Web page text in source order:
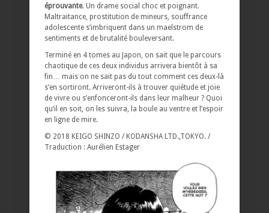
éprouvante. Un drame social choc et poignant.
Maltraitance, prostitution de mineurs, souffrance
adolescente s’imbriquent dans un maelstrom de
sentiments et de brutalité bouleversant.
Terminé en 4 tomes au Japon, on sait que le parcours
chaotique de ces deux individus arrivera bientôt à sa
fin… mais on ne sait pas du tout comment ces deux-là
s’en sortiront. Arriveront-ils à trouver quiétude et joie
de vivre ou s’enfonceront-ils dans leur malheur ? Quoi
qu’il en soit, on les suivra, la boule au ventre et l’espoir
en ligne de mire.
© 2018 KEIGO SHINZO / KODANSHA LTD.,TOKYO. /
Traduction : Aurélien Estager